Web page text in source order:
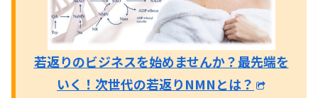
若返りのビジネスを始めませんか？最先端を
いく！次世代の若返りNMNとは？